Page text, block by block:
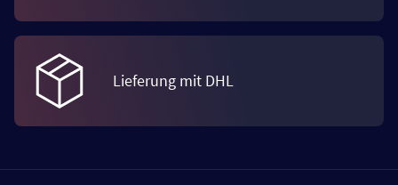
Lieferung mit DHL